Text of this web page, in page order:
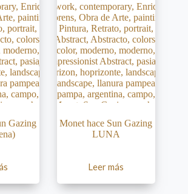
Gazing
Monet hace Sun Gazing
LUNA
Leer más